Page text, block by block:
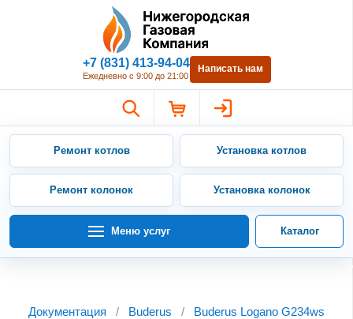
Нижегородская Газовая
+7 (831) 413-94-04
Ежедневно с 9:00 до 21:00
Написать нам
Ремонт котлов Установка котлов
Ремонт колонок Установка колонок
Меню услуг Каталог
Документация / Buderus / Buderus Logano G234ws